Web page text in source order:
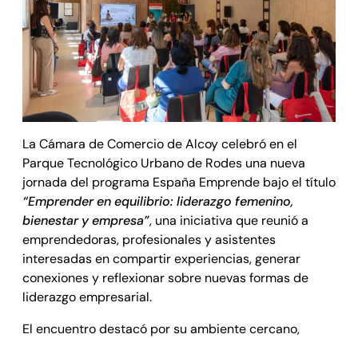
La Cámara de Comercio de Alcoy celebró en el
Parque Tecnológico Urbano de Rodes una nueva
jornada del programa España Emprende bajo el título
“Emprender en equilibrio: liderazgo femenino,
bienestar y empresa”, una iniciativa que reunió a
emprendedoras, profesionales y asistentes
interesadas en compartir experiencias, generar
conexiones y reflexionar sobre nuevas formas de
liderazgo empresarial.
El encuentro destacó por su ambiente cercano,